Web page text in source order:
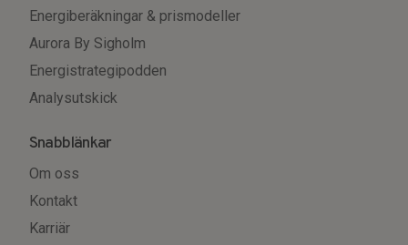
Energiberäkningar & prismodeller
Aurora By Sigholm
Energistrategipodden
Analysutskick
Snabblänkar
Om oss
Kontakt
Karriär